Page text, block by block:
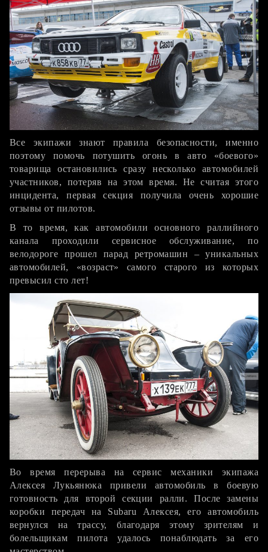
Все экипажи знают правила безопасности, именно
поэтому помочь потушить огонь в авто «боевого»
товарища остановились сразу несколько автомобилей
участников, потеряв на этом время. Не считая этого
инцидента, первая секция получила очень хорошие
отзывы от пилотов.
В то время, как автомобили основного раллийного
канала проходили сервисное обслуживание, по
велодороге прошел парад ретромашин – уникальных
автомобилей, «возраст» самого старого из которых
превысил сто лет!
Во время перерыва на сервис механики экипажа
Алексея Лукьянюка привели автомобиль в боевую
готовность для второй секции ралли. После замены
коробки передач на Subaru Алексея, его автомобиль
вернулся на трассу, благодаря этому зрителям и
болельщикам пилота удалось понаблюдать за его